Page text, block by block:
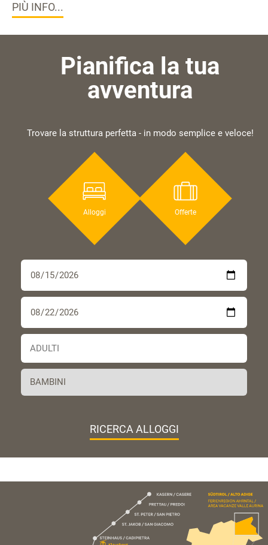
PIÙ INFO...
Pianifica la tua
avventura
Trovare la struttura perfetta - in modo semplice e veloce!
Alloggi Offerte
RICERCA ALLOGGI